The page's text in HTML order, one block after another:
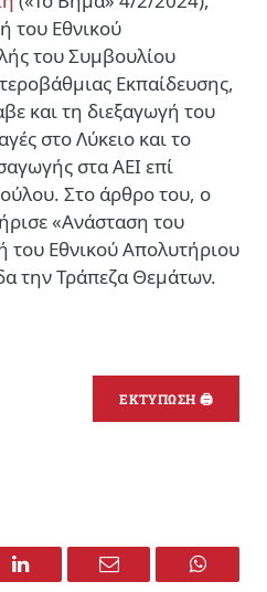
του Εθνικού
του Συμβουλίου
Εκπαίδευσης,
και τη διεξαγωγή του
στο Λύκειο και το
στα ΑΕΙ επί
Στο άρθρο του, ο
«Ανάσταση του
του Εθνικού Απολυτήριου
την Τράπεζα Θεμάτων.
ΕΚΤΥΠΩΣΗ 🖨
LinkedIn Email